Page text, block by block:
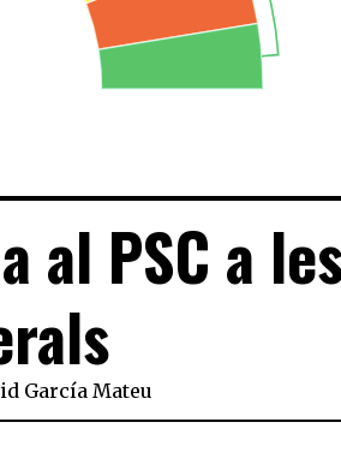
al PSC a
García Mateu